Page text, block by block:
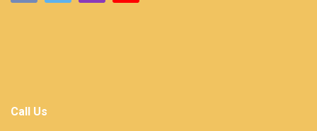
Call Us